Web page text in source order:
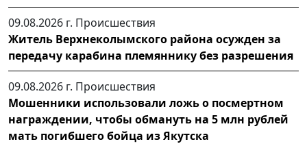
09.08.2026 г. Происшествия
Житель Верхнеколымского района осужден за
передачу карабина племяннику без разрешения
09.08.2026 г. Происшествия
Мошенники использовали ложь о посмертном
награждении, чтобы обмануть на 5 млн рублей
мать погибшего бойца из Якутска